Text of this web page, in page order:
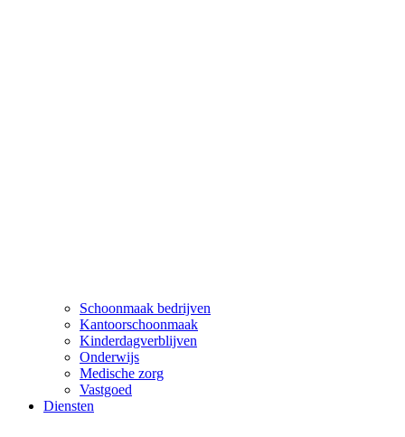
Schoonmaak bedrijven
Kantoorschoonmaak
Kinderdagverblijven
Onderwijs
Medische zorg
Vastgoed
Diensten